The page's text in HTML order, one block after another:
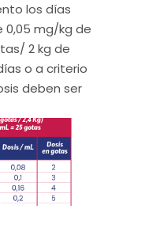
los días
0,05 mg/kg de
2 kg de
o a criterio
deben ser